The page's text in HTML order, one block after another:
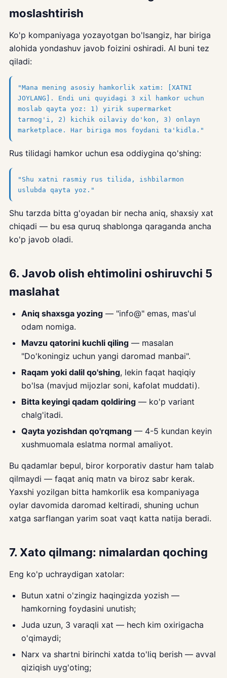
moslashtirish
Ko'p kompaniyaga yozayotgan bo'lsangiz, har biriga
alohida yondashuv javob foizini oshiradi. AI buni tez
qiladi:
"Mana mening asosiy hamkorlik xatim: [XATNI
JOYLANG]. Endi uni quyidagi 3 xil hamkor uchun
moslab qayta yoz: 1) yirik supermarket
tarmog'i, 2) kichik oilaviy do'kon, 3) onlayn
marketplace. Har biriga mos foydani ta'kidla."
Rus tilidagi hamkor uchun esa oddiygina qo'shing:
"Shu xatni rasmiy rus tilida, ishbilarmon
uslubda qayta yoz."
Shu tarzda bitta g'oyadan bir necha aniq, shaxsiy xat
chiqadi — bu esa quruq shablonga qaraganda ancha
ko'p javob oladi.
6. Javob olish ehtimolini oshiruvchi 5
maslahat
Aniq shaxsga yozing — "info@" emas, mas'ul
odam nomiga.
Mavzu qatorini kuchli qiling — masalan
"Do'koningiz uchun yangi daromad manbai".
Raqam yoki dalil qo'shing, lekin faqat haqiqiy
bo'lsa (mavjud mijozlar soni, kafolat muddati).
Bitta keyingi qadam qoldiring — ko'p variant
chalg'itadi.
Qayta yozishdan qo'rqmang — 4-5 kundan keyin
xushmuomala eslatma normal amaliyot.
Bu qadamlar bepul, biror korporativ dastur ham talab
qilmaydi — faqat aniq matn va biroz sabr kerak.
Yaxshi yozilgan bitta hamkorlik esa kompaniyaga
oylar davomida daromad keltiradi, shuning uchun
xatga sarflangan yarim soat vaqt katta natija beradi.
7. Xato qilmang: nimalardan qoching
Eng ko'p uchraydigan xatolar:
Butun xatni o'zingiz haqingizda yozish —
hamkorning foydasini unutish;
Juda uzun, 3 varaqli xat — hech kim oxirigacha
o'qimaydi;
Narx va shartni birinchi xatda to'liq berish — avval
qiziqish uyg'oting;